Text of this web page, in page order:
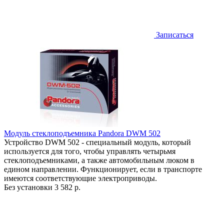
Записаться
Модуль стеклоподъемника Pandora DWM 502
Устройство DWM 502 - специальный модуль, который
используется для того, чтобы управлять четырьмя
стеклоподъемниками, а также автомобильным люком в
едином направлении. Функционирует, если в транспорте
имеются соответствующие электроприводы.
Без установки 3 582 р.